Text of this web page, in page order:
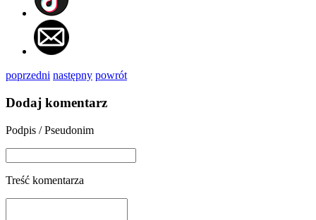
poprzedni następny powrót
Dodaj komentarz
Podpis / Pseudonim
Treść komentarza